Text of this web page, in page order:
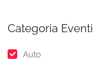
Categoria Eventi
Auto